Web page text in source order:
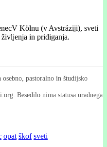
V Kölnu (v Avstráziji), sveti
in pridiganja.
pastoralno in študijsko
Besedilo nima statusa uradnega
opat škof sveti